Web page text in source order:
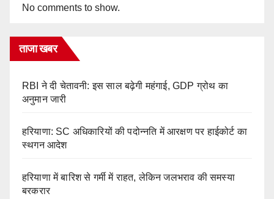
No comments to show.
ताजा खबर
RBI ने दी चेतावनी: इस साल बढ़ेगी महंगाई, GDP ग्रोथ का
अनुमान जारी
हरियाणा: SC अधिकारियों की पदोन्नति में आरक्षण पर हाईकोर्ट का
स्थगन आदेश
हरियाणा में बारिश से गर्मी में राहत, लेकिन जलभराव की समस्या
बरकरार